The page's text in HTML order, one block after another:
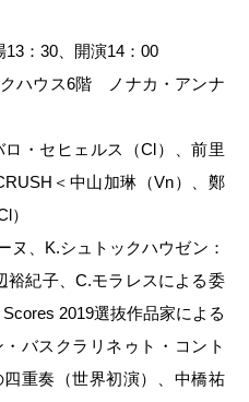
：30、開演14：00
クハウス6階 ノナカ・アンナ
ロ・セヒェルス（Cl）、前里
＜中山加琳（Vn）、鄭
）
ヌ、K.シュトックハウゼン：
裕紀子、C.モラレスによる委
2019選抜作品家による
バスクラリネゥト・コント
重奏（世界初演）、中橋祐